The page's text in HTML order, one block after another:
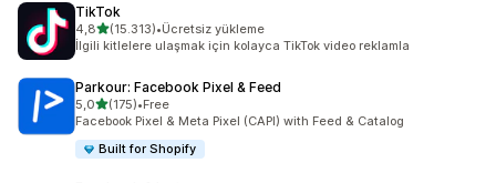
TikTok
4,85 yıldız üzerinden
(15.313)
toplam 15313 değerlendirme
•Ücretsiz yükleme
İlgili kitlelere ulaşmak için kolayca TikTok video reklamla
Parkour: Facebook Pixel & Feed
5,05 yıldız üzerinden
(175)
toplam 175 değerlendirme
•Free
Facebook Pixel & Meta Pixel (CAPI) with Feed & Catalog
Built for Shopify